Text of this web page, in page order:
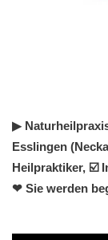
▶︎
Esslingen
Heilpraktiker, ☑️
❤ Sie werden